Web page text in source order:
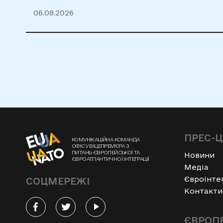
06.08.2026
КОМУНІКАЦІЙНА КОМАНДА
ОФІСУ ВІЦЕПРЕМ'ЄРА З
ПИТАНЬ ЄВРОПЕЙСЬКОЇ ТА
ЄВРОАТЛАНТИЧНОЇ ІНТЕГРАЦІЇ
СОЦМЕРЕЖІ
ПРЕС-
Новини
Медіа